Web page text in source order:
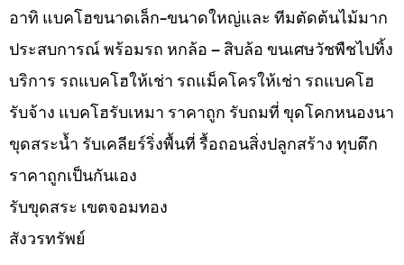
อาทิ แบคโฮขนาดเล็ก-ขนาดใหญ่และ ทีมตัดต้นไม้มาก
ประสบการณ์ พร้อมรถ หกล้อ – สิบล้อ ขนเศษวัชพืชไปทิ้ง
บริการ รถแบคโฮให้เช่า รถแม็คโครให้เช่า รถแบคโฮ
รับจ้าง แบคโฮรับเหมา ราคาถูก รับถมที่ ขุดโคกหนองนา
ขุดสระน้ำ รับเคลียร์ริ่งพื้นที่ รื้อถอนสิ่งปลูกสร้าง ทุบตึก
ราคาถูกเป็นกันเอง
รับขุดสระ เขตจอมทอง
สังวรทรัพย์